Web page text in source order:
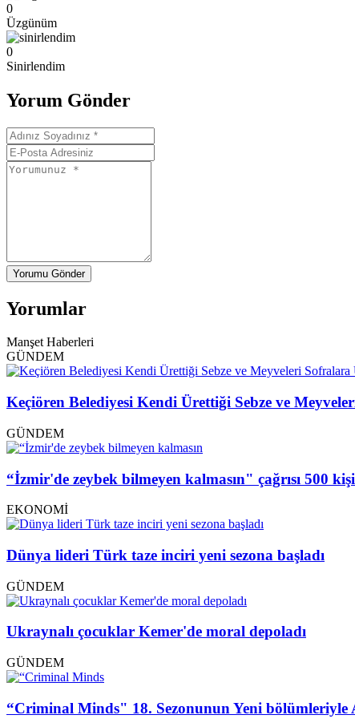
0
Üzgünüm
0
Sinirlendim
Yorum Gönder
Yorumu Gönder
Yorumlar
Manşet Haberleri
GÜNDEM
Keçiören Belediyesi Kendi Ürettiği Sebze ve
GÜNDEM
“İzmir'de zeybek bilmeyen kalmasın" çağrısı 500
EKONOMİ
Dünya lideri Türk taze inciri yeni sezona başladı
GÜNDEM
Ukraynalı çocuklar Kemer'de moral depoladı
GÜNDEM
“Criminal Minds" 18. Sezonunun Yeni bölümleriyle